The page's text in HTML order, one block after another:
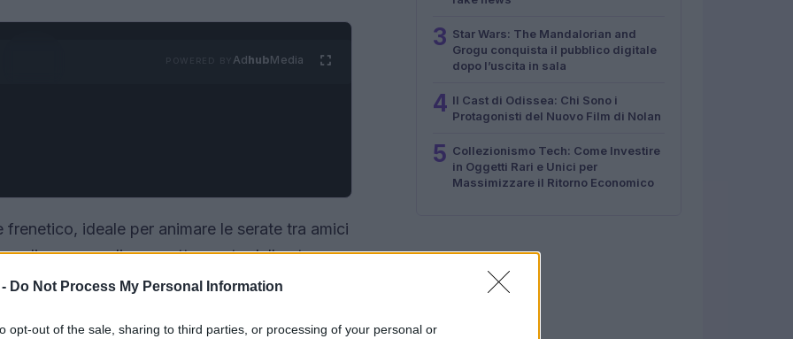
Do Not Process My Personal Information
opt-out of the sale, sharing to third parties, or processing of your personal or
AdhubMedia
frenetico, ideale per animare le serate tra amici
raccogliere quattro carte dello stesso
del tavolo. L’intensità e la velocità del gioco
a tutte le età.
3 Star Wars: The Mandalorian and
Grogu conquista il pubblico digitale
dopo l’uscita in sala
4 Il Cast di Odissea: Chi Sono i
Protagonisti del Nuovo Film di Nolan
5 Collezionismo Tech: Come Investire
in Oggetti Rari e Unici per
Massimizzare il Ritorno Economico